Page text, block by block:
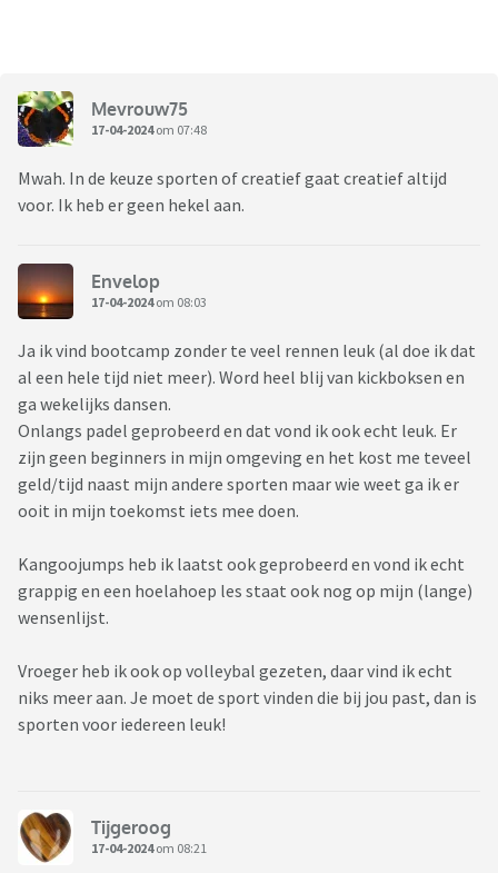
Mevrouw75
17-04-2024om 07:48
Mwah. In de keuze sporten of creatief gaat creatief altijd
voor. Ik heb er geen hekel aan.
Envelop
17-04-2024om 08:03
Ja ik vind bootcamp zonder te veel rennen leuk (al doe ik dat
al een hele tijd niet meer). Word heel blij van kickboksen en
ga wekelijks dansen.
Onlangs padel geprobeerd en dat vond ik ook echt leuk. Er
zijn geen beginners in mijn omgeving en het kost me teveel
geld/tijd naast mijn andere sporten maar wie weet ga ik er
ooit in mijn toekomst iets mee doen.
Kangoojumps heb ik laatst ook geprobeerd en vond ik echt
grappig en een hoelahoep les staat ook nog op mijn (lange)
wensenlijst.
Vroeger heb ik ook op volleybal gezeten, daar vind ik echt
niks meer aan. Je moet de sport vinden die bij jou past, dan is
sporten voor iedereen leuk!
Tijgeroog
17-04-2024om 08:21